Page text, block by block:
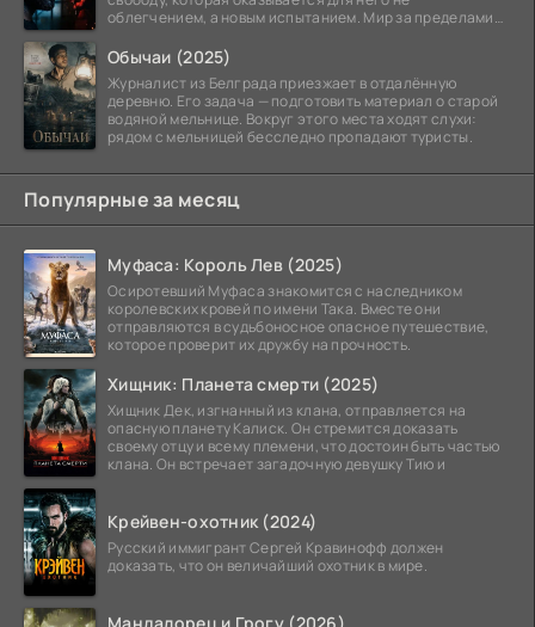
облегчением, а новым испытанием. Мир за пределами
Обычаи (2025)
Журналист из Белграда приезжает в отдалённую
деревню. Его задача — подготовить материал о старой
водяной мельнице. Вокруг этого места ходят слухи:
рядом с мельницей бесследно пропадают туристы.
Популярные за месяц
Муфаса: Король Лев (2025)
Осиротевший Муфаса знакомится с наследником
королевских кровей по имени Така. Вместе они
отправляются в судьбоносное опасное путешествие,
которое проверит их дружбу на прочность.
Хищник: Планета смерти (2025)
Хищник Дек, изгнанный из клана, отправляется на
опасную планету Калиск. Он стремится доказать
своему отцу и всему племени, что достоин быть частью
клана. Он встречает загадочную девушку Тию и
Крейвен-охотник (2024)
Русский иммигрант Сергей Кравинофф должен
доказать, что он величайший охотник в мире.